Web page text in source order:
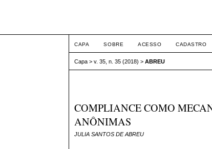
CAPA SOBRE ACESSO CADASTRO
Capa >v. 35, n. 35 (2018) >ABREU
COMPLIANCE COMO
ANÔNIMAS
JULIA SANTOS DE ABREU